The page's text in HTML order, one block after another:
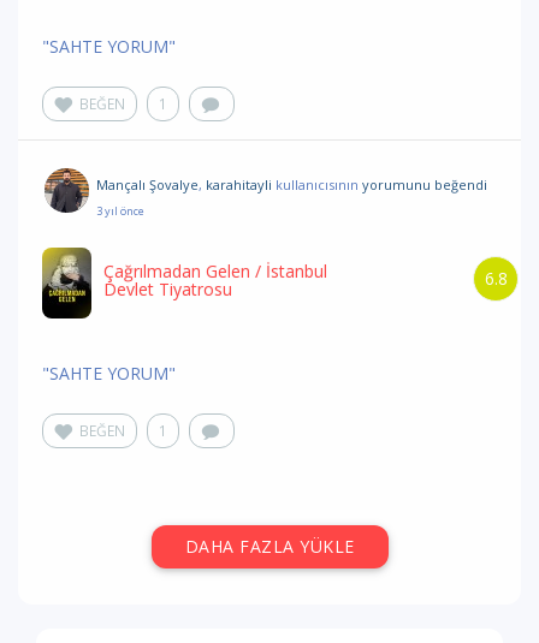
"SAHTE YORUM"
BEĞEN 1
Mançalı Şovalye, karahitayli kullanıcısının yorumunu beğendi
3 yıl önce
6.8
Çağrılmadan Gelen / İstanbul
Devlet Tiyatrosu
"SAHTE YORUM"
BEĞEN 1
DAHA FAZLA YÜKLE